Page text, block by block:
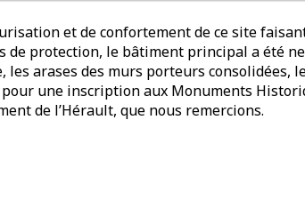
et de confortement de ce site
protection, le bâtiment principal a été
arases des murs porteurs consolidées,
une inscription aux Monuments
de l’Hérault, que nous remercions.